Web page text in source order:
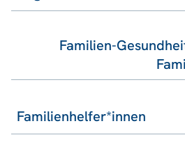
Familien-
Familienhelfer*innen